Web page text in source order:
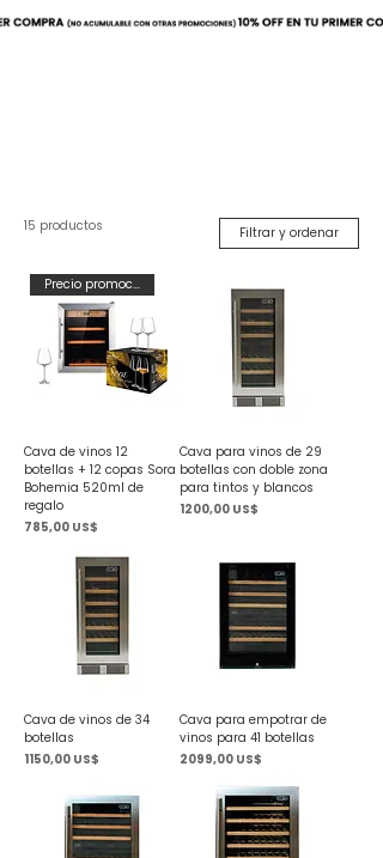
15 productos Filtrar y ordenar
Precio promocional
Cava de vinos 12
botellas + 12 copas Sora
Bohemia 520ml de
regalo
Precio
785,00 US$
Cava para vinos de 29
botellas con doble zona
para tintos y blancos
Precio
1200,00 US$
Cava de vinos de 34
botellas
Precio
1150,00 US$
Cava para empotrar de
vinos para 41 botellas
Precio
2099,00 US$